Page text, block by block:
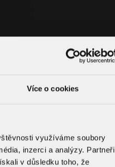
Více o cookies
využíváme soubory
inzerci a analýzy. Partneři
v důsledku toho, že